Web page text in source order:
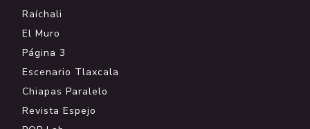
Raíchali
El Muro
Página 3
Escenario Tlaxcala
Chiapas Paralelo
Revista Espejo